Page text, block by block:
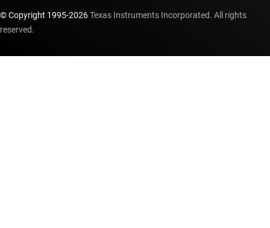
© Copyright 1995-2026Texas Instruments Incorporated. All rights
reserved.